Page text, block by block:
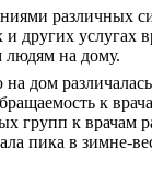
различных
услугах
людям на дому.
к
групп к
пика в